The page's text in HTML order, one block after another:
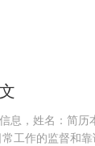
息，姓名：简
工作的监督和